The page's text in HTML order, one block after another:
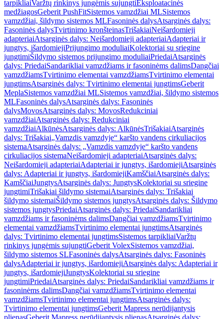
tarpikliaiVaržtų rinkinys jungėmis sujungtiEksploatacinės
medžiagosGeberit PushFitSistemos vamzdžiai MLSistemos
vamzdžiai, šildymo sistemos MLFasoninės dalysAtsarginės dalys:
Fasoninės dalysTvirtinimo kronšteinasTrišakiaiNeišardomieji
adapteriaiAtsarginės dalys: Neišardomieji adapteriaiAdapteriai ir
jungtys, išardomiejiPrijungimo moduliaiKolektoriai su sriegine
jungtimiŠildymo sistemos prijungimo moduliaiPriedaiAtsarginės
dalys: PriedaiSandarikliai vamzdžiams ir fasoninėms dalimsDangčiai
vamzdžiamsTvirtinimo elementai vamzdžiamsTvirtinimo elementai
jungtimsAtsarginės dalys: Tvirtinimo elementai jungtimsGeberit
MeplaSistemos vamzdžiai MLSistemos vamzdžiai, šildymo sistemos
MLFasoninės dalysAtsarginės dalys: Fasoninės
dalysMovosAtsarginės dalys: MovosRedukciniai
vamzdžiaiAtsarginės dalys: Redukciniai
vamzdžiaiAlkūnėsAtsarginės dalys: AlkūnėsTrišakiaiAtsarginės
dalys: Trišakiai„Vamzdis vamzdyje“ karšto vandens cirkuliacijos
sistemaAtsarginės dalys: „Vamzdis vamzdyje“ karšto vandens
cirkuliacijos sistemaNeišardomieji adapteriaiAtsarginės dalys:
Neišardomieji adapteriaiAdapteriai ir jungtys, išardomiejiAtsarginės
dalys: Adapteriai ir jungtys, išardomiejiKamščiaiAtsarginės dalys:
KamščiaiJungtysAtsarginės dalys: JungtysKolektoriai su sriegine
jungtimiTrišakiai šildymo sistemaiAtsarginės dalys: Trišakiai
šildymo sistemaiŠildymo sistemos jungtysAtsarginės dalys: Šildymo
sistemos jungtysPriedaiAtsarginės dalys: PriedaiSandarikliai
vamzdžiams ir fasoninėms dalimsDangčiai vamzdžiamsTvirtinimo
elementai vamzdžiamsTvirtinimo elementai jungtimsAtsarginės
dalys: Tvirtinimo elementai jungtimsSistemos tarpikliaiVaržtų
rinkinys jungėmis sujungtiGeberit VolexSistemos vamzdžiai,
šildymo sistemos SLFasoninės dalysAtsarginės dalys: Fasoninės
dalysAdapteriai ir jungtys, išardomiejiAtsarginės dalys: Adapteriai ir
jungtys, išardomiejiJungtysKolektoriai su sriegine
jungtimiPriedaiAtsarginės dalys: PriedaiSandarikliai vamzdžiams ir
fasoninėms dalimsDangčiai vamzdžiamsTvirtinimo elementai
vamzdžiamsTvirtinimo elementai jungtimsAtsarginės dalys:
Tvirtinimo elementai jungtimsGeberit Mapress nerūdijantysis
plienasGeberit Mapress nerūdijantysis plienasAtsarginės dalys: